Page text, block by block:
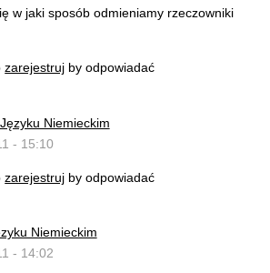
w jaki sposób odmieniamy rzeczowniki
zarejestruj by odpowiadać
Niemieckim
- 15:10
zarejestruj by odpowiadać
Niemieckim
- 14:02